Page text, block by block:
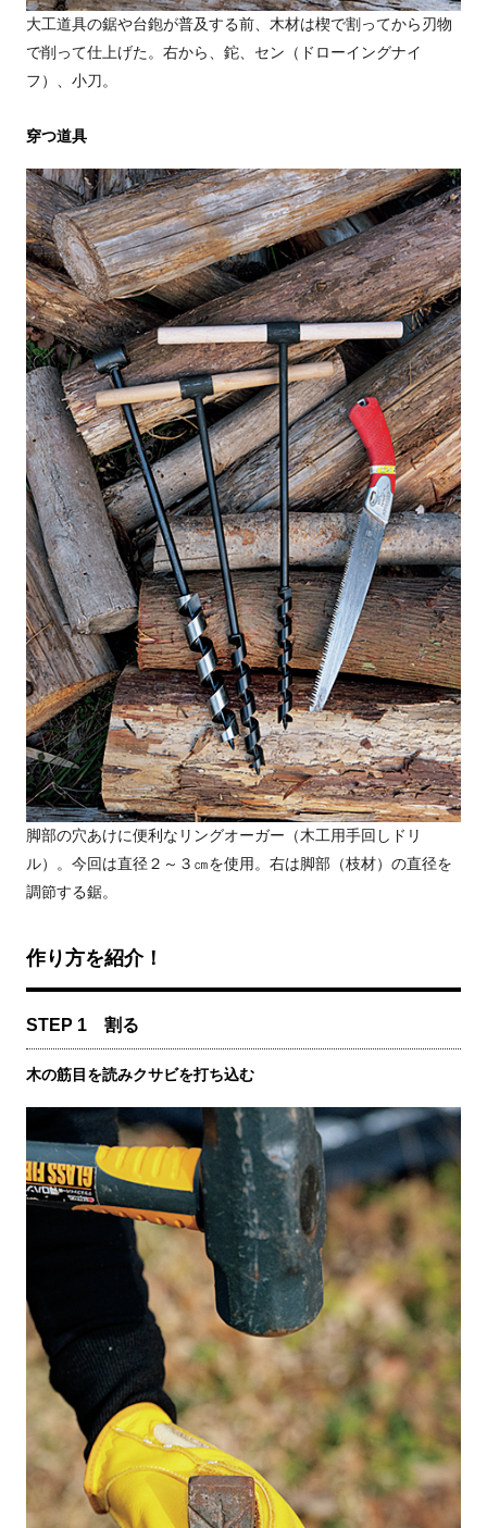
大工道具の鋸や台鉋が普及する前、木材は楔で割ってから刃物
で削って仕上げた。右から、鉈、セン（ドローイングナイ
フ）、小刀。
穿つ道具
脚部の穴あけに便利なリングオーガー（木工用手回しドリ
ル）。今回は直径２～３㎝を使用。右は脚部（枝材）の直径を
調節する鋸。
作り方を紹介！
STEP 1 割る
木の筋目を読みクサビを打ち込む